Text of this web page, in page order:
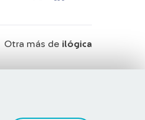
Otra más de ilógica